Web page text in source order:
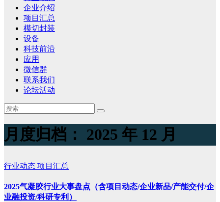
企业介绍
项目汇总
模切封装
设备
科技前沿
应用
微信群
联系我们
论坛活动
月度归档： 2025 年 12 月
行业动态 项目汇总
2025气凝胶行业大事盘点（含项目动态/企业新品/产能交付/企
业融投资/科研专利）